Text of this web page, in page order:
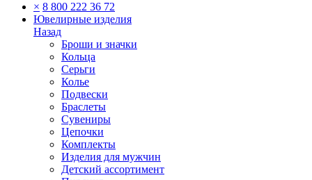
× 8 800 222 36 72
Ювелирные изделия
Назад
Броши и значки
Кольца
Серьги
Колье
Подвески
Браслеты
Сувениры
Цепочки
Комплекты
Изделия для мужчин
Детский ассортимент